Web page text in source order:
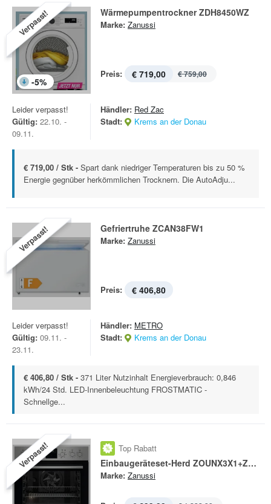
Verpasst!
-5%
Wärmepumpentrockner ZDH8450WZ
Marke: Zanussi
Preis: € 719,00 € 759,00
Leider verpasst!
Gültig: 22.10. -
09.11.
Händler: Red Zac
Stadt:
Krems an der Donau
€ 719,00 / Stk - Spart dank niedriger Temperaturen bis zu 50 %
Energie gegnüber herkömmlichen Trocknern. Die AutoAdju...
Verpasst! Gefriertruhe ZCAN38FW1
Marke: Zanussi
Preis: € 406,80
Leider verpasst!
Gültig: 09.11. -
23.11.
Händler: METRO
Stadt:
Krems an der Donau
€ 406,80 / Stk - 371 Liter Nutzinhalt Energieverbrauch: 0,846
kWh/24 Std. LED-Innenbeleuchtung FROSTMATIC -
Schnellge...
Verpasst! Top Rabatt
Einbaugeräteset-Herd ZOUNX3X1+ZHDN640X
Marke: Zanussi